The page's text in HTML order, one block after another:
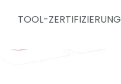
TOOL-ZERTIFIZIERUNG